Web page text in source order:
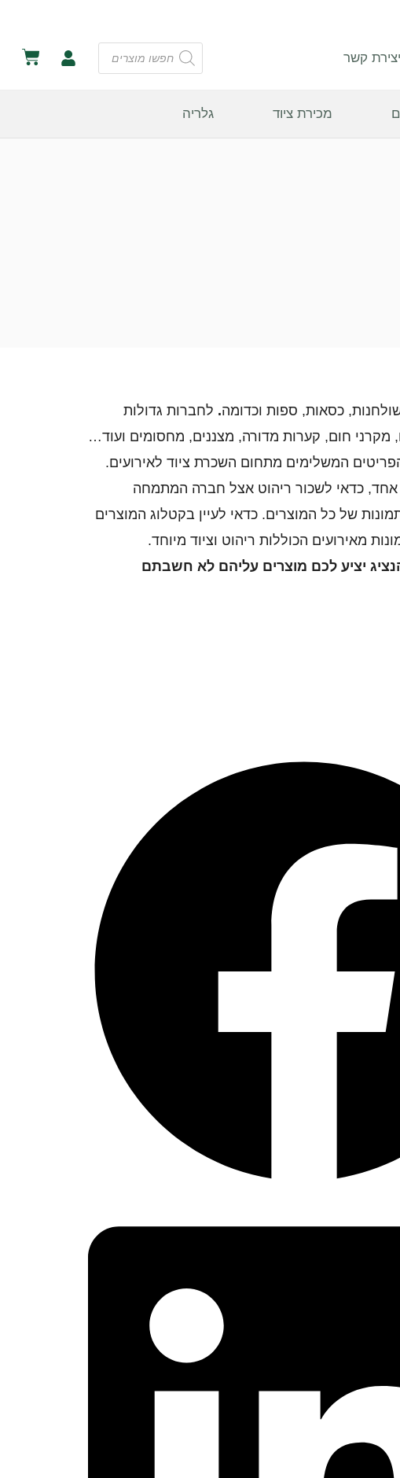
יצירת קשר
מכירת ציוד גלריה
כסאות, ספות וכדומה. לחברות גדולות
מקרני חום, קערות מדורה, מצננים, מחסומים ועוד…
המשלימים מתחום השכרת ציוד לאירועים.
אחד, כדאי לשכור ריהוט אצל חברה המתמחה
של כל המוצרים. כדאי לעיין בקטלוג המוצרים
מאירועים הכוללות ריהוט וציוד מיוחד.
יציע לכם מוצרים עליהם לא חשבתם